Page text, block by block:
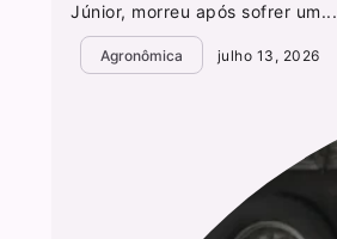
Júnior, morreu após sofrer um...
Agronômica julho 13, 2026